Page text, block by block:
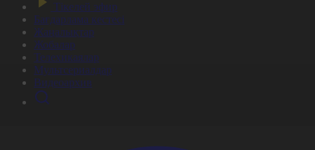
Тікелей эфир
Бағдарлама кестесі
Жаңалықтар
Жобалар
Телехикаялар
Мультсериалдар
Видеоархив